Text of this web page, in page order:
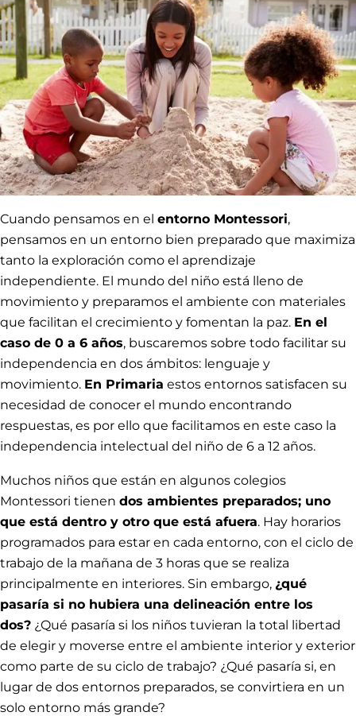
Cuando pensamos en el entorno Montessori,
pensamos en un entorno bien preparado que maximiza
tanto la exploración como el aprendizaje
independiente. El mundo del niño está lleno de
movimiento y preparamos el ambiente con materiales
que facilitan el crecimiento y fomentan la paz. En el
caso de 0 a 6 años, buscaremos sobre todo facilitar su
independencia en dos ámbitos: lenguaje y
movimiento. En Primaria estos entornos satisfacen su
necesidad de conocer el mundo encontrando
respuestas, es por ello que facilitamos en este caso la
independencia intelectual del niño de 6 a 12 años.
Muchos niños que están en algunos colegios
Montessori tienen dos ambientes preparados; uno
que está dentro y otro que está afuera. Hay horarios
programados para estar en cada entorno, con el ciclo de
trabajo de la mañana de 3 horas que se realiza
principalmente en interiores. Sin embargo, ¿qué
pasaría si no hubiera una delineación entre los
dos? ¿Qué pasaría si los niños tuvieran la total libertad
de elegir y moverse entre el ambiente interior y exterior
como parte de su ciclo de trabajo? ¿Qué pasaría si, en
lugar de dos entornos preparados, se convirtiera en un
solo entorno más grande?